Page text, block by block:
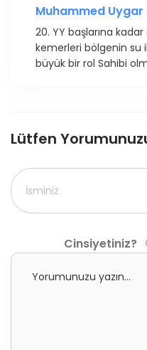
Muhammed Uygar
20. YY başlarına
kemerleri bölgenin su
büyük bir rol Sahibi
Lütfen
Cinsiyetiniz?